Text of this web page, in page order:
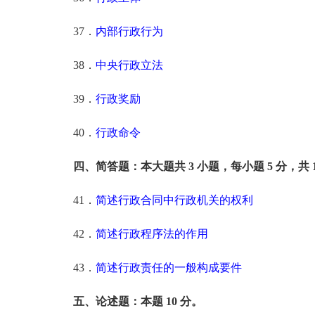
37． 内部行政行为
38． 中央行政立法
39． 行政奖励
40． 行政命令
四、简答题：本大题共 3 小题，每小题 5 分，共
41． 简述行政合同中行政机关的权利
42． 简述行政程序法的作用
43． 简述行政责任的一般构成要件
五、论述题：本题 10 分。